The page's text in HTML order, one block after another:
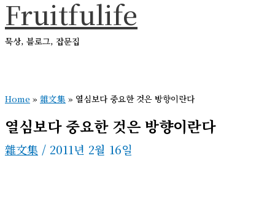
콘
텐
츠
너
뛰
기
Fruitfulife
묵상, 블로그, 잡문집
메
Home » 雜文集 » 열심보다 중요한 것은 방향이란다
열심보다 중요한 것은 방향이란다
雜文集 / 2011년 2월 16일